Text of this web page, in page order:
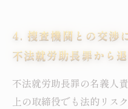
4. 捜査機関との交渉
不法就労助長罪から
不法就労助長罪の名義人
上の取締役でも法的リス